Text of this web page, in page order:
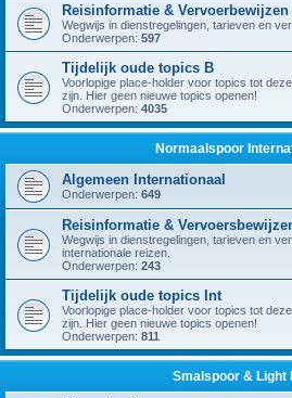
Reisinformatie & Vervoerbewijzen
Wegwijs in dienstregelingen, tarieven en
Onderwerpen: 597
Tijdelijk oude topics B
Voorlopige place-holder voor topics tot
zijn. Hier geen nieuwe topics openen!
Onderwerpen: 4035
Normaalspoor
Algemeen Internationaal
Onderwerpen: 649
Reisinformatie &
Wegwijs in dienstregelingen, tarieven en
internationale reizen.
Onderwerpen: 243
Tijdelijk oude topics Int
Voorlopige place-holder voor topics tot
zijn. Hier geen nieuwe topics openen!
Onderwerpen: 811
Smalspoor & Light